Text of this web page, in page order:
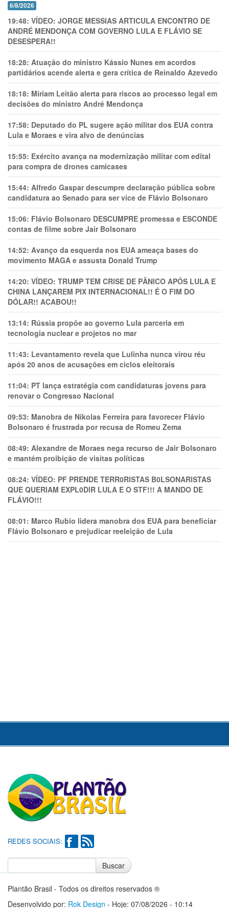
6/8/2026
19:48: VÍDEO: JORGE MESSIAS ARTICULA ENCONTRO DE
ANDRÉ MENDONÇA COM GOVERNO LULA E FLÁVIO SE
DESESPERA!!
18:28: Atuação do ministro Kássio Nunes em acordos
partidários acende alerta e gera crítica de Reinaldo Azevedo
18:18: Míriam Leitão alerta para riscos ao processo legal em
decisões do ministro André Mendonça
17:58: Deputado do PL sugere ação militar dos EUA contra
Lula e Moraes e vira alvo de denúncias
15:55: Exército avança na modernização militar com edital
para compra de drones camicases
15:44: Alfredo Gaspar descumpre declaração pública sobre
candidatura ao Senado para ser vice de Flávio Bolsonaro
15:06: Flávio Bolsonaro DESCUMPRE promessa e ESCONDE
contas de filme sobre Jair Bolsonaro
14:52: Avanço da esquerda nos EUA ameaça bases do
movimento MAGA e assusta Donald Trump
14:20: VÍDEO: TRUMP TEM CRlSE DE PÂNlCO APÓS LULA E
CHINA LANÇAREM PIX INTERNACIONAL!! É O FIM DO
DÓLAR!! ACABOU!!
13:14: Rússia propõe ao governo Lula parceria em
tecnologia nuclear e projetos no mar
11:43: Levantamento revela que Lulinha nunca virou réu
após 20 anos de acusações em ciclos eleitorais
11:04: PT lança estratégia com candidaturas jovens para
renovar o Congresso Nacional
09:53: Manobra de Nikolas Ferreira para favorecer Flávio
Bolsonaro é frustrada por recusa de Romeu Zema
08:49: Alexandre de Moraes nega recurso de Jair Bolsonaro
e mantém proibição de visitas políticas
08:24: VÍDEO: PF PRENDE TERR0RlSTAS B0LSONARlSTAS
QUE QUERIAM EXPL0DlR LULA E O STF!!! A MANDO DE
FLÁVIO!!!
08:01: Marco Rubio lidera manobra dos EUA para beneficiar
Flávio Bolsonaro e prejudicar reeleição de Lula
REDES SOCIAIS:
Buscar
Plantão Brasil - Todos os direitos reservados ®
Desenvolvido por: Rok Design - Hoje: 07/08/2026 - 10:14